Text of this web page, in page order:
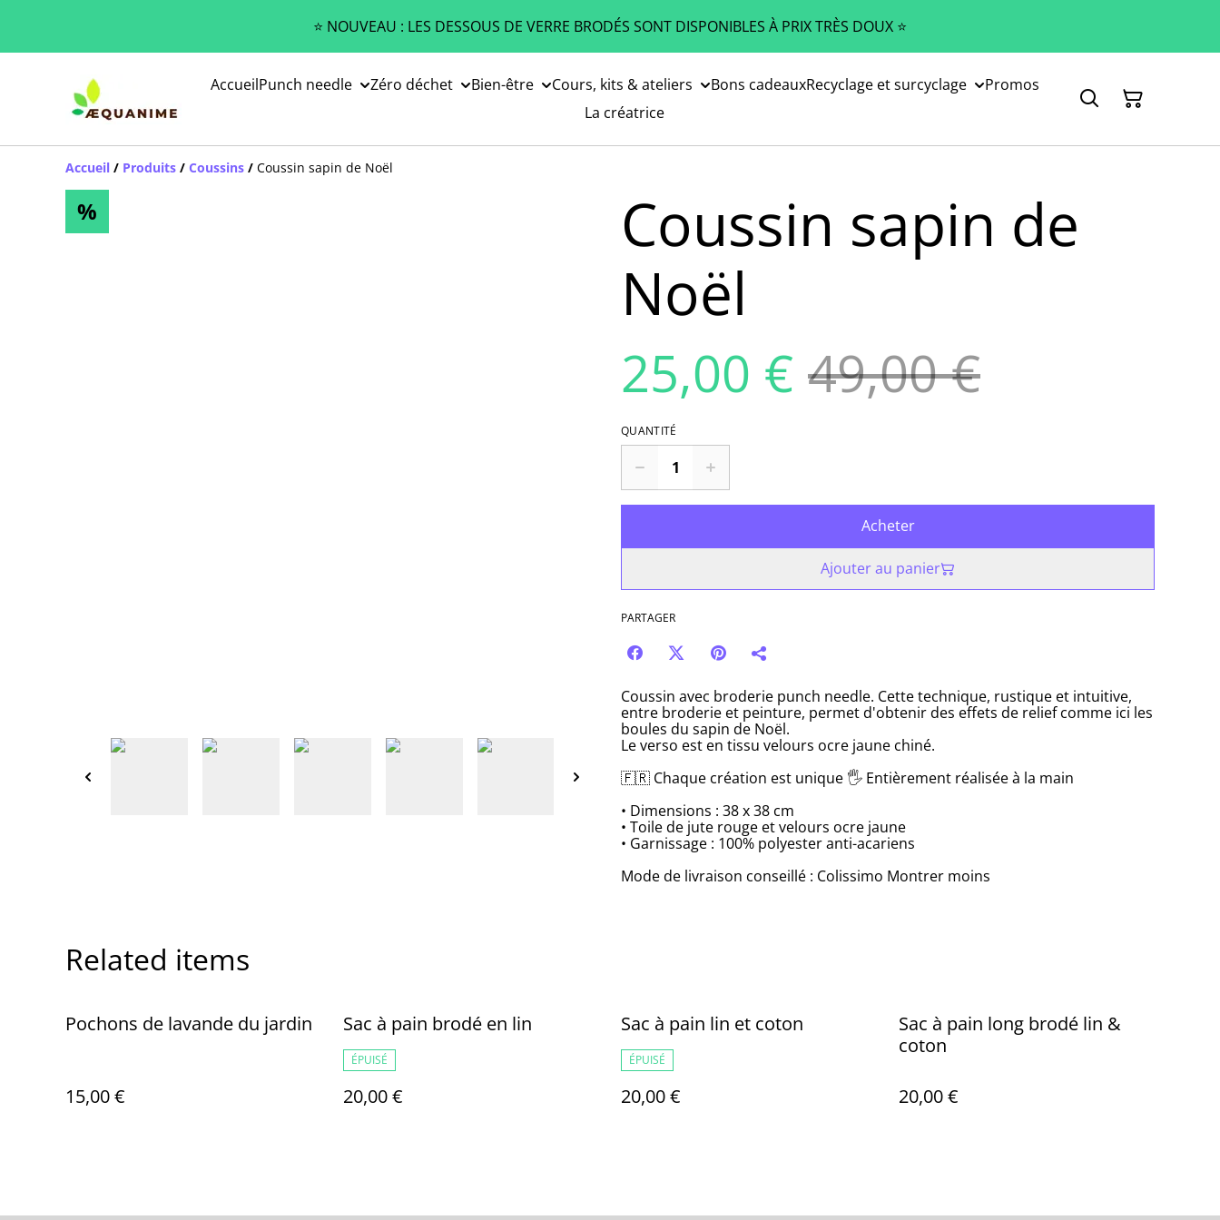
⭐️ NOUVEAU : LES DESSOUS DE VERRE BRODÉS SONT DISPONIBLES À PRIX TRÈS DOUX ⭐️
AccueilPunch needle Zéro déchet Bien-être Cours, kits & ateliers Bons cadeauxRecyclage et surcyclage
Promos
La créatrice
Accueil / Produits / Coussins / Coussin sapin de Noël
%
Coussin sapin de
Noël
25,00 € 49,00 €
QUANTITÉ
Acheter
Ajouter au panier
PARTAGER
Coussin avec broderie punch needle. Cette technique, rustique et intuitive,
entre broderie et peinture, permet d'obtenir des effets de relief comme ici les
boules du sapin de Noël.
Le verso est en tissu velours ocre jaune chiné.
🇫🇷 Chaque création est unique 🖐 Entièrement réalisée à la main
• Dimensions : 38 x 38 cm
• Toile de jute rouge et velours ocre jaune
• Garnissage : 100% polyester anti-acariens
Mode de livraison conseillé : Colissimo Montrer moins
Related items
Pochons de lavande du jardin
15,00 €
Sac à pain brodé en lin
ÉPUISÉ
20,00 €
Sac à pain lin et coton
ÉPUISÉ
20,00 €
Sac à pain long brodé lin &
coton
20,00 €